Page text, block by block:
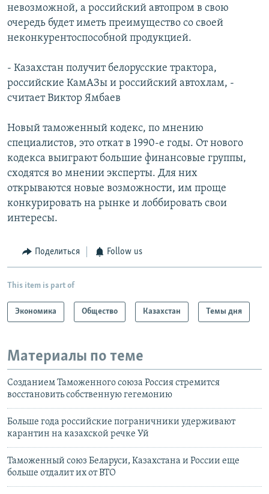
невозможной, а российский автопром в свою
очередь будет иметь преимущество со своей
неконкурентоспособной продукцией.
- Казахстан получит белорусские трактора,
российские КамАЗы и российский автохлам, -
считает Виктор Ямбаев
Новый таможенный кодекс, по мнению
специалистов, это откат в 1990-е годы. От нового
кодекса выиграют большие финансовые группы,
сходятся во мнении эксперты. Для них
открываются новые возможности, им проще
конкурировать на рынке и лоббировать свои
интересы.
Поделиться Follow us
This item is part of
Экономика Общество Казахстан Темы дня
Материалы по теме
Созданием Таможенного союза Россия стремится
восстановить собственную гегемонию
Больше года российские пограничники удерживают
карантин на казахской речке Уй
Таможенный союз Беларуси, Казахстана и России еще
больше отдалит их от ВТО